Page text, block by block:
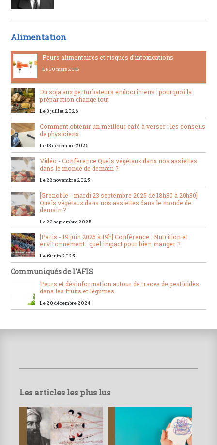
Alimentation
Peurs alimentaires et risques d’intoxications
Le 30 mars 2018
Du soja aux perturbateurs endocriniens : pourquoi la
préparation change tout
Le 3 juillet 2026
Comment obtenir un meilleur café à verser : les conseils
de physiciens
Le 13 décembre 2025
Vidéo - Conférence Quels végétaux dans nos assiettes
dans le monde de demain ?
Le 28 novembre 2025
[Grenoble - mardi 23 septembre 2025 de 18h30 à 20h30]
Quels végétaux dans nos assiettes dans le monde de
demain ?
Le 23 septembre 2025
[Paris - 19 juin 2025 à 19h] Conférence : Nutrition et
environnement : quel impact pour bien manger ?
Le 19 juin 2025
Communiqués de l'AFIS
Peurs et désinformation autour de traces de pesticides
dans les fruits et légumes
Le 20 décembre 2024
Les articles les plus lus